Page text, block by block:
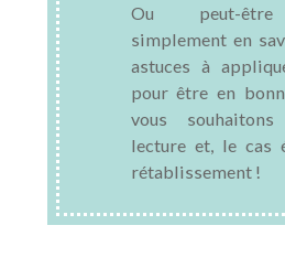
Ou peut-être
simplement en
astuces à
pour être en
vous
lecture et, le cas
rétablissement !